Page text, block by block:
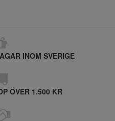
INOM SVERIGE
ÖVER 1.500 KR